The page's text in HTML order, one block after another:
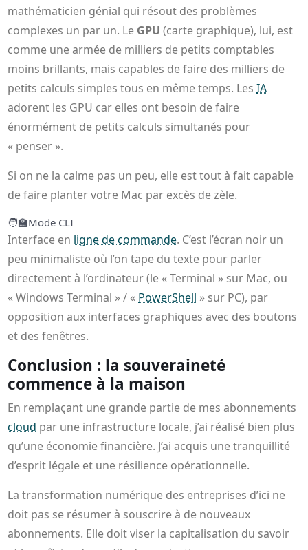
mathématicien génial qui résout des problèmes
complexes un par un. Le GPU (carte graphique), lui, est
comme une armée de milliers de petits comptables
moins brillants, mais capables de faire des milliers de
petits calculs simples tous en même temps. LesIA
adorent les GPU car elles ont besoin de faire
énormément de petits calculs simultanés pour
« penser ».
Si on ne la calme pas un peu, elle est tout à fait capable
de faire planter votre Mac par excès de zèle.
🧑‍🏫Mode CLI
Interface en ligne de commande. C’est l’écran noir un
peu minimaliste où l’on tape du texte pour parler
directement à l’ordinateur (le « Terminal » sur Mac, ou
« Windows Terminal » / « PowerShell » sur PC), par
opposition aux interfaces graphiques avec des boutons
et des fenêtres.
Conclusion : la souveraineté
commence à la maison
En remplaçant une grande partie de mes abonnements
cloud par une infrastructure locale, j’ai réalisé bien plus
qu’une économie financière. J’ai acquis une tranquillité
d’esprit légale et une résilience opérationnelle.
La transformation numérique des entreprises d’ici ne
doit pas se résumer à souscrire à de nouveaux
abonnements. Elle doit viser la capitalisation du savoir